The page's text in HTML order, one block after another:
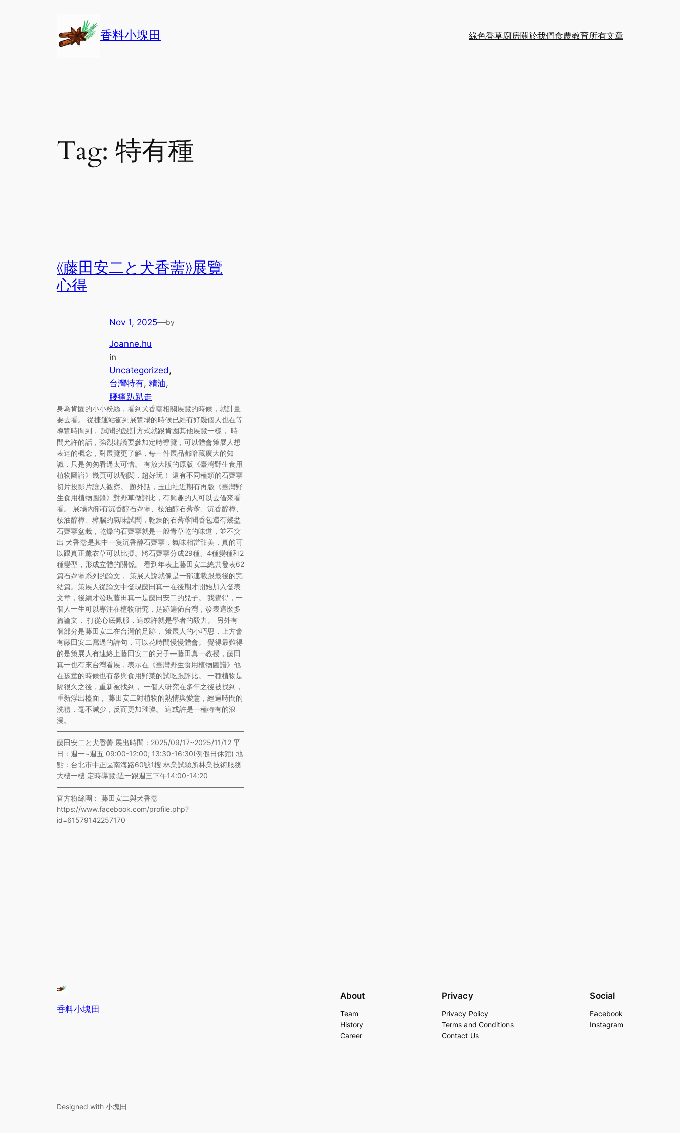
香料小塊田 綠色香草廚房關於我們食農教育所有文章
Tag: 特有種
《藤田安二と犬香薷》展覽
心得
Nov 1, 2025—by
Joanne.hu
in
Uncategorized
台灣特有, 精油
腰痛趴趴走
身為肯園的小小粉絲，看到犬香薷相關展覽的時候，就計畫
要去看。 從捷運站衝到展覽場的時候已經有好幾個人也在等
導覽時間到， 試聞的設計方式就跟肯園其他展覽一樣， 時
間允許的話，強烈建議要參加定時導覽，可以體會策展人想
表達的概念，對展覽更了解，每一件展品都暗藏廣大的知
識，只是匆匆看過太可惜。 有放大版的原版《臺灣野生食用
植物圖譜》幾頁可以翻閱，超好玩！ 還有不同種類的石薺薴
切片投影片讓人觀察。 題外話，玉山社近期有再版《臺灣野
生食用植物圖錄》對野草做評比，有興趣的人可以去借來看
看。 展場內部有沉香醇石薺薴、桉油醇石薺薴、沉香醇樟、
桉油醇樟、樟腦的氣味試聞，乾燥的石薺薴聞香包還有幾盆
石薺薴盆栽，乾燥的石薺薴就是一般青草乾的味道，並不突
出 犬香薷是其中一隻沉香醇石薺薴，氣味相當甜美，真的可
以跟真正薰衣草可以比擬。將石薺薴分成29種、4種變種和2
種變型，形成立體的關係。 看到年表上藤田安二總共發表62
篇石薺薴系列的論文， 策展人說就像是一部連載跟最後的完
結篇。策展人從論文中發現藤田真一在後期才開始加入發表
文章，後續才發現藤田真一是藤田安二的兒子。 我覺得，一
個人一生可以專注在植物研究，足跡遍佈台灣，發表這麼多
篇論文， 打從心底佩服，這或許就是學者的毅力。 另外有
個部分是藤田安二在台灣的足跡， 策展人的小巧思，上方會
有藤田安二寫過的詩句，可以花時間慢慢體會。 覺得最難得
的是策展人有連絡上藤田安二的兒子—藤田真一教授，藤田
真一也有來台灣看展，表示在《臺灣野生食用植物圖譜》他
在孩童的時候也有參與食用野菜的試吃跟評比。 一種植物是
隔很久之後，重新被找到， 一個人研究在多年之後被找到，
重新浮出檯面， 藤田安二對植物的熱情與愛意，經過時間的
洗禮，毫不減少，反而更加璀璨。 這或許是一種特有的浪
漫。
——————————————————————————–
藤田安二と犬香薷 展出時間：2025/09/17~2025/11/12 平
日：週一~週五 09:00-12:00; 13:30-16:30(例假日休館) 地
點：台北市中正區南海路60號1樓 林業試驗所林業技術服務
大樓一樓 定時導覽:週一跟週三下午14:00-14:20
——————————————————————————–
官方粉絲團： 藤田安二與犬香薷
https://www.facebook.com/profile.php?
id=61579142257170
香料小塊田
About
Team
History
Career
Privacy
Privacy Policy
Terms and Conditions
Contact Us
Social
Facebook
Instagram
Designed with 小塊田